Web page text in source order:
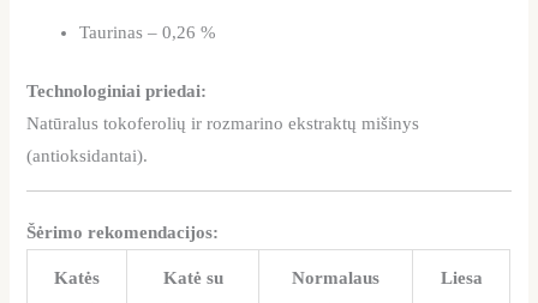
Taurinas – 0,26 %
Technologiniai priedai:
Natūralus tokoferolių ir rozmarino ekstraktų mišinys
(antioksidantai).
Šėrimo rekomendacijos:
Katės
Katė su
Normalaus
Liesa